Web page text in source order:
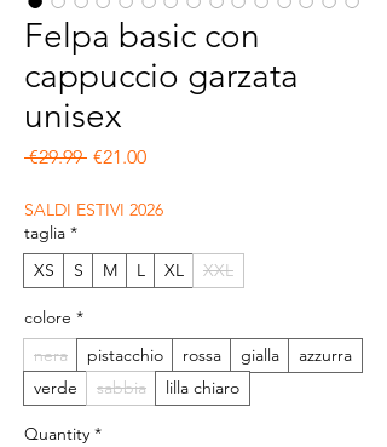
Felpa basic con
cappuccio garzata
unisex
€29.99 Regular Price
€21.00Sale Price
SALDI ESTIVI 2026
taglia *
XS
S M L XL XXL
colore *
nera
pistacchio rossa gialla
azzurra
verde
sabbia lilla chiaro
Quantity *